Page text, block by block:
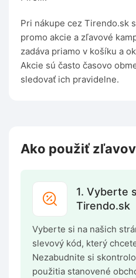
Pri nákupe cez Tirendo.sk
promo akcie a zľavové
zadáva priamo v košíku a
Akcie sú často časovo
sledovať ich pravidelne.
Ako použiť
1. Vyberte
Tirendo.sk
Vyberte si na našich
slevový kód, který
Nezabudnite si
použitia stanovené